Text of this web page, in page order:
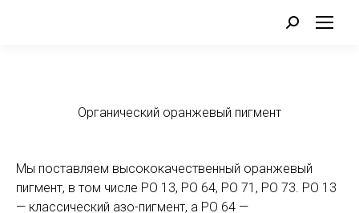
Поиск:
Органический оранжевый пигмент
Мы поставляем высококачественный оранжевый
пигмент, в том числе PO 13, PO 64, PO 71, PO 73. PO 13
— классический азо-пигмент, а PO 64 —